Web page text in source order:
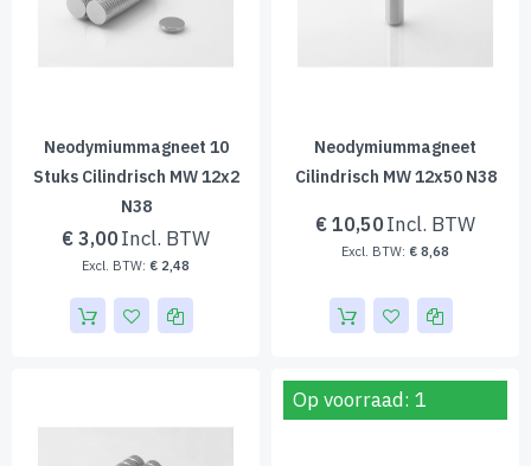
Neodymiummagneet 10
Stuks Cilindrisch MW 12x2
N38
€ 3,00
€ 2,48
Neodymiummagneet
Cilindrisch MW 12x50 N38
€ 10,50
€ 8,68
Op voorraad: 1